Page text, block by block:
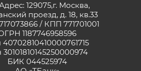
129075,г. Москва,
проезд, д. 18, кв.33
/ КПП 771701001
1187746958596
40702810410000761715
30101810145250000974
БИК 044525974